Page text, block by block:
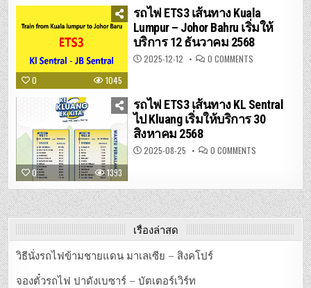
–
JB
SENTRAL
เริ่ม
ให้
บริการ
0 1045
รถไฟ ETS3 เส้นทาง Kuala
Lumpur – Johor Bahru เริ่มให้
บริการ 12 ธันวาคม 2568
2025-12-12 0 COMMENTSON
รถไฟ
KUALA
LUMPUR
–
JOHOR
ให้
บริการ
0 1393
รถไฟ ETS3 เส้นทาง KL Sentral
ไป Kluang เริ่มให้บริการ 30
สิงหาคม 2568
2025-08-25 0 COMMENTSON
รถไฟ
KL
SENTRAL
ไป
KLUANG
เริ่ม
ให้
บริการ
เรื่องล่าสุด
วิธีนั่งรถไฟข้ามชายแดน มาเลเซีย – สิงคโปร์
จองตั๋วรถไฟ ปาดังเบซาร์ – บัตเตอร์เวิร์ท